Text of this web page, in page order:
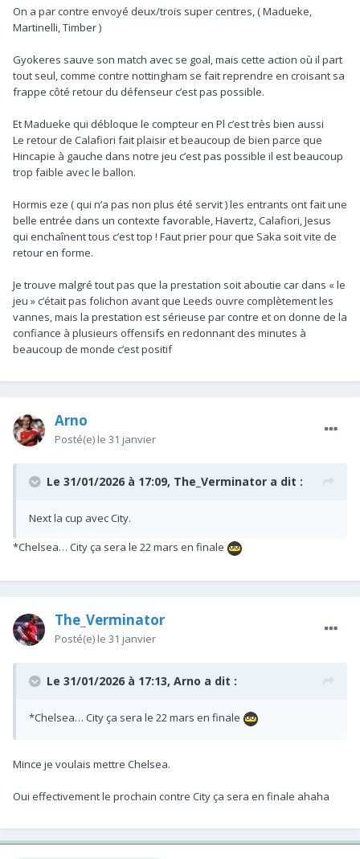
On a par contre envoyé deux/trois super centres, ( Madueke,
Martinelli, Timber )
Gyokeres sauve son match avec se goal, mais cette action où il part
tout seul, comme contre nottingham se fait reprendre en croisant sa
frappe côté retour du défenseur c’est pas possible.
Et Madueke qui débloque le compteur en Pl c’est très bien aussi
Le retour de Calafiori fait plaisir et beaucoup de bien parce que
Hincapie à gauche dans notre jeu c’est pas possible il est beaucoup
trop faible avec le ballon.
Hormis eze ( qui n’a pas non plus été servit ) les entrants ont fait une
belle entrée dans un contexte favorable, Havertz, Calafiori, Jesus
qui enchaînent tous c’est top ! Faut prier pour que Saka soit vite de
retour en forme.
Je trouve malgré tout pas que la prestation soit aboutie car dans « le
jeu » c’était pas folichon avant que Leeds ouvre complètement les
vannes, mais la prestation est sérieuse par contre et on donne de la
confiance à plusieurs offensifs en redonnant des minutes à
beaucoup de monde c’est positif
Arno
Posté(e) le 31 janvier
Le 31/01/2026 à 17:09, The_Verminator a dit :
Next la cup avec City.
*Chelsea… City ça sera le 22 mars en finale
The_Verminator
Posté(e) le 31 janvier
Le 31/01/2026 à 17:13, Arno a dit :
*Chelsea… City ça sera le 22 mars en finale
Mince je voulais mettre Chelsea.
Oui effectivement le prochain contre City ça sera en finale ahaha